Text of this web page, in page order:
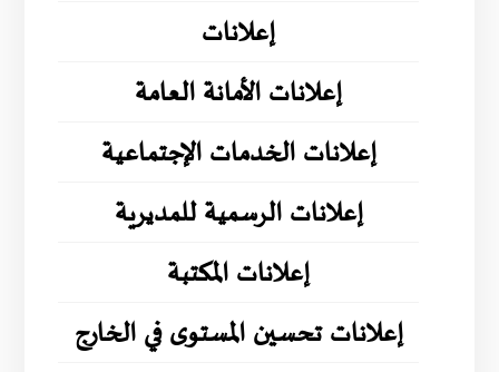
إعلانات
إعلانات الأمانة العامة
إعلانات الخدمات الإجتماعية
إعلانات الرسمية للمديرية
إعلانات المكتبة
إعلانات تحسين المستوى في الخارج